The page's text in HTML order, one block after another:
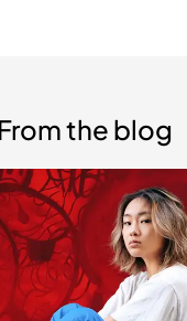
From the blog